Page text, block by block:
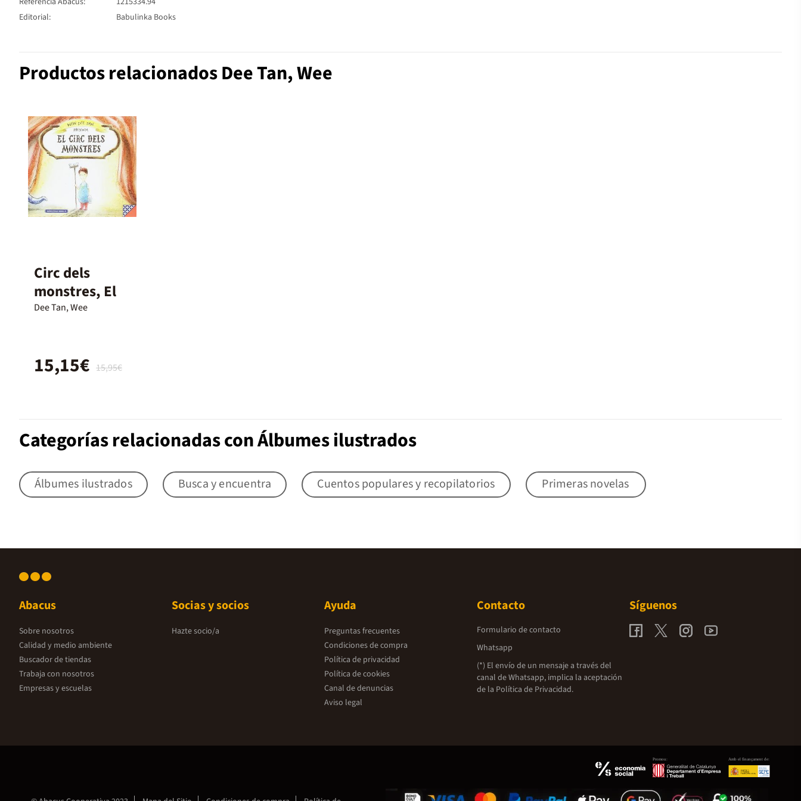
Editorial:
Babulinka Books
Productos relacionados Dee Tan, Wee
Circ dels
monstres, El
Dee Tan, Wee
15,95€
15,15€
Categorías relacionadas con Álbumes ilustrados
Álbumes ilustrados Busca y encuentra Cuentos populares y recopilatorios Primeras novelas
Abacus
Sobre nosotros
Calidad y medio ambiente
Buscador de tiendas
Trabaja con nosotros
Empresas y escuelas
Socias y socios
Hazte socio/a
Ayuda
Preguntas frecuentes
Condiciones de compra
Política de privacidad
Política de cookies
Canal de denuncias
Aviso legal
Contacto
Formulario de contacto
Whatsapp
(*) El envío de un mensaje a través del
canal de Whatsapp, implica la aceptación
de la Política de Privacidad.
Síguenos
Promou: Amb el finançament de: